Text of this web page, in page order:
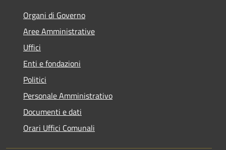
Organi di Governo
Aree Amministrative
Uffici
Enti e fondazioni
Politici
Personale Amministrativo
Documenti e dati
Orari Uffici Comunali